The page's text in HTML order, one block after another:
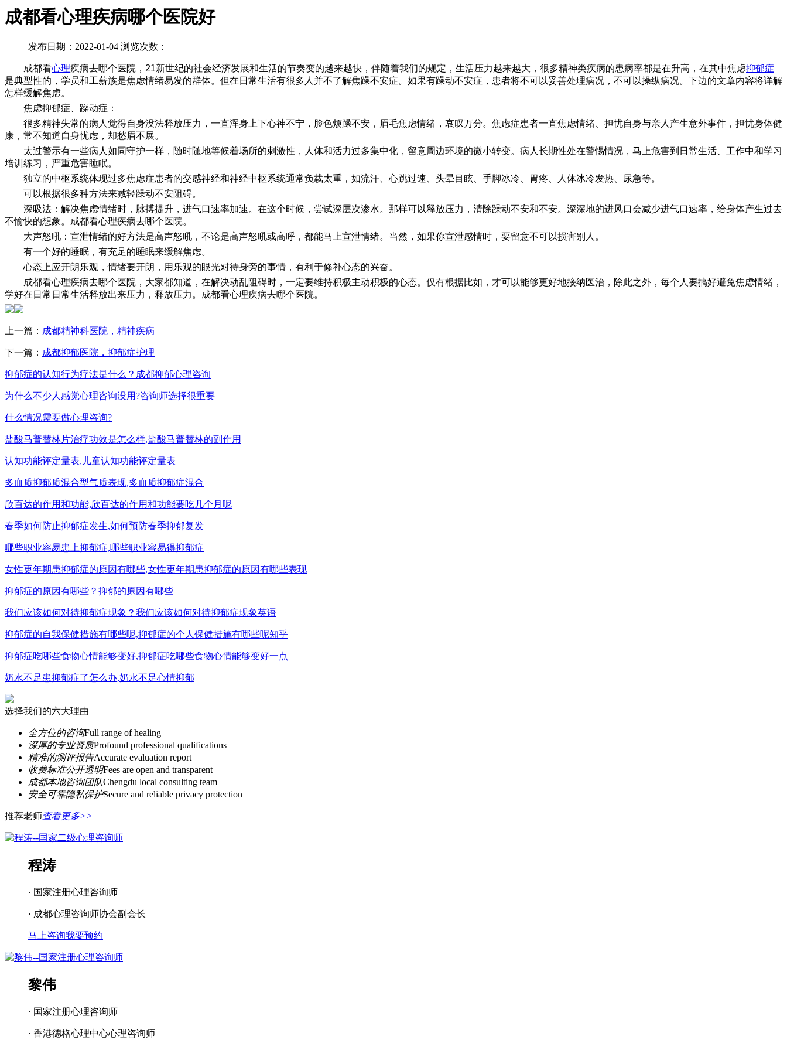
成都看心理疾病哪个医院好
发布日期：2022-01-04 浏览次数：
成都看心理疾病去哪个医院，21新世纪的社会经济发展和生活的节奏变的越来越快，伴随着我们的规定，生活压力越来越大，很多精神类疾病的患病率都是在升高，在其中焦虑抑郁症
是典型性的，学员和工薪族是焦虑情绪易发的群体。但在日常生活有很多人并不了解焦躁不安症。如果有躁动不安症，患者将不可以妥善处理病况，不可以操纵病况。下边的文章内容将详解
怎样缓解焦虑。
焦虑抑郁症、躁动症：
很多精神失常的病人觉得自身没法释放压力，一直浑身上下心神不宁，脸色烦躁不安，眉毛焦虑情绪，哀叹万分。焦虑症患者一直焦虑情绪、担忧自身与亲人产生意外事件，担忧身体健
康，常不知道自身忧虑，却愁眉不展。
太过警示有一些病人如同守护一样，随时随地等候着场所的刺激性，人体和活力过多集中化，留意周边环境的微小转变。病人长期性处在警惕情况，马上危害到日常生活、工作中和学习
培训练习，严重危害睡眠。
独立的中枢系统体现过多焦虑症患者的交感神经和神经中枢系统通常负载太重，如流汗、心跳过速、头晕目眩、手脚冰冷、胃疼、人体冰冷发热、尿急等。
可以根据很多种方法来减轻躁动不安阻碍。
深吸法：解决焦虑情绪时，脉搏提升，进气口速率加速。在这个时候，尝试深层次渗水。那样可以释放压力，清除躁动不安和不安。深深地的进风口会减少进气口速率，给身体产生过去
不愉快的想象。成都看心理疾病去哪个医院。
大声怒吼：宣泄情绪的好方法是高声怒吼，不论是高声怒吼或高呼，都能马上宣泄情绪。当然，如果你宣泄感情时，要留意不可以损害别人。
有一个好的睡眠，有充足的睡眠来缓解焦虑。
心态上应开朗乐观，情绪要开朗，用乐观的眼光对待身旁的事情，有利于修补心态的兴奋。
成都看心理疾病去哪个医院，大家都知道，在解决动乱阻碍时，一定要维持积极主动积极的心态。仅有根据比如，才可以能够更好地接纳医治，除此之外，每个人要搞好避免焦虑情绪，
学好在日常日常生活释放出来压力，释放压力。成都看心理疾病去哪个医院。
上一篇： 成都精神科医院，精神疾病
下一篇： 成都抑郁医院，抑郁症护理
抑郁症的认知行为疗法是什么？成都抑郁心理咨询
为什么不少人感觉心理咨询没用?咨询师选择很重要
什么情况需要做心理咨询?
盐酸马普替林片治疗功效是怎么样,盐酸马普替林的副作用
认知功能评定量表,儿童认知功能评定量表
多血质抑郁质混合型气质表现,多血质抑郁症混合
欣百达的作用和功能,欣百达的作用和功能要吃几个月呢
春季如何防止抑郁症发生,如何预防春季抑郁复发
哪些职业容易患上抑郁症,哪些职业容易得抑郁症
女性更年期患抑郁症的原因有哪些,女性更年期患抑郁症的原因有哪些表现
抑郁症的原因有哪些？抑郁的原因有哪些
我们应该如何对待抑郁症现象？我们应该如何对待抑郁症现象英语
抑郁症的自我保健措施有哪些呢,抑郁症的个人保健措施有哪些呢知乎
抑郁症吃哪些食物心情能够变好,抑郁症吃哪些食物心情能够变好一点
奶水不足患抑郁症了怎么办,奶水不足心情抑郁
选择我们的六大理由
全方位的咨询Full range of healing
深厚的专业资质Profound professional qualifications
精准的测评报告Accurate evaluation report
收费标准公开透明Fees are open and transparent
成都本地咨询团队Chengdu local consulting team
安全可靠隐私保护Secure and reliable privacy protection
推荐老师查看更多>>
程涛
· 国家注册心理咨询师
· 成都心理咨询师协会副会长
马上咨询我要预约
黎伟
· 国家注册心理咨询师
· 香港德格心理中心心理咨询师